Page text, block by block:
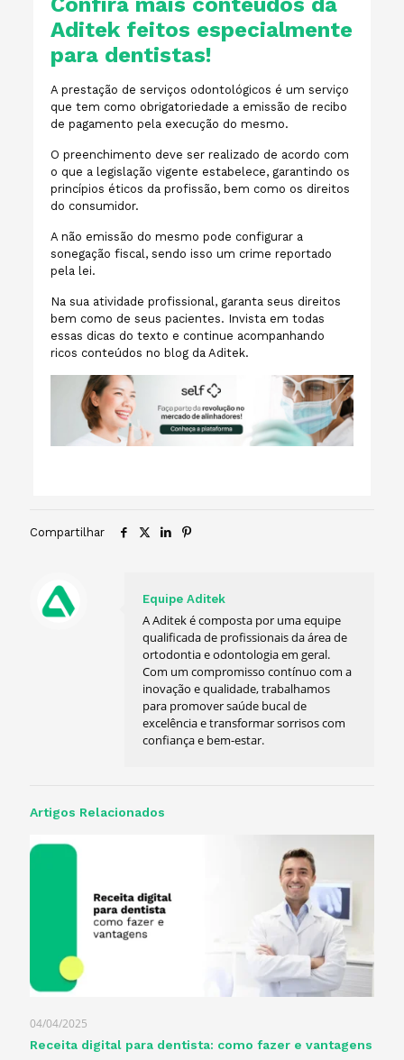
Aditek feitos especialmente
para dentistas!
A prestação de serviços odontológicos é um serviço
que tem como obrigatoriedade a emissão de recibo
de pagamento pela execução do mesmo.
O preenchimento deve ser realizado de acordo com
o que a legislação vigente estabelece, garantindo os
princípios éticos da profissão, bem como os direitos
do consumidor.
A não emissão do mesmo pode configurar a
sonegação fiscal, sendo isso um crime reportado
pela lei.
Na sua atividade profissional, garanta seus direitos
bem como de seus pacientes. Invista em todas
essas dicas do texto e continue acompanhando
ricos conteúdos no blog da Aditek.
Compartilhar
Equipe Aditek
A Aditek é composta por uma equipe
qualificada de profissionais da área de
ortodontia e odontologia em geral.
Com um compromisso contínuo com a
inovação e qualidade, trabalhamos
para promover saúde bucal de
excelência e transformar sorrisos com
confiança e bem-estar.
Artigos Relacionados
04/04/2025
Receita digital para dentista​: como fazer e vantagens